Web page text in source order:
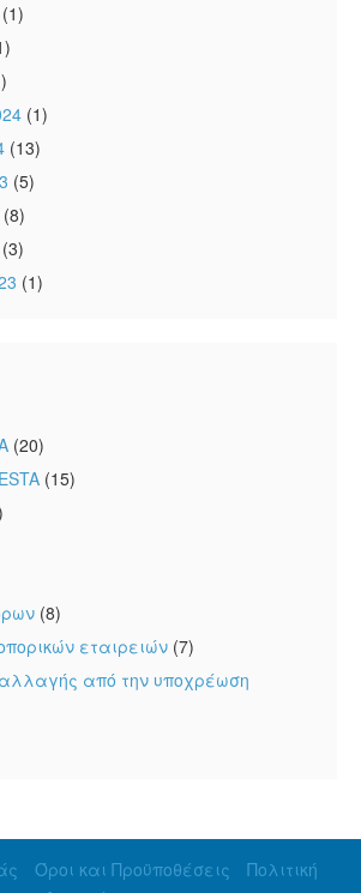
(1)
(1)
(13)
(5)
(8)
(3)
(1)
(20)
(15)
(8)
εταιρειών (7)
από την υποχρέωση
Όροι και Προϋποθέσεις
Πολιτική